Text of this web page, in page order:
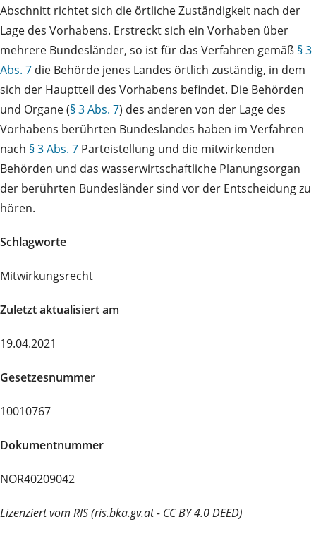
Abschnitt richtet sich die örtliche Zuständigkeit nach der
Lage des Vorhabens. Erstreckt sich ein Vorhaben über
mehrere Bundesländer, so ist für das Verfahren gemäß § 3
Abs. 7 die Behörde jenes Landes örtlich zuständig, in dem
sich der Hauptteil des Vorhabens befindet. Die Behörden
und Organe (§ 3 Abs. 7) des anderen von der Lage des
Vorhabens berührten Bundeslandes haben im Verfahren
nach § 3 Abs. 7 Parteistellung und die mitwirkenden
Behörden und das wasserwirtschaftliche Planungsorgan
der berührten Bundesländer sind vor der Entscheidung zu
hören.
Schlagworte
Mitwirkungsrecht
Zuletzt aktualisiert am
19.04.2021
Gesetzesnummer
10010767
Dokumentnummer
NOR40209042
Lizenziert vom RIS (ris.bka.gv.at - CC BY 4.0 DEED)